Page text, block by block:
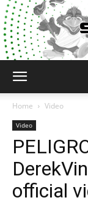
Home Video
Video
official